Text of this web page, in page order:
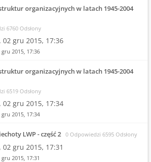
organizacyjnych w latach 1945-2004
6760 Odsłony
02 gru 2015, 17:36
gru 2015, 17:36
organizacyjnych w latach 1945-2004
6519 Odsłony
02 gru 2015, 17:34
gru 2015, 17:34
LWP - część 2 0 Odpowiedzi 6595 Odsłony
02 gru 2015, 17:31
gru 2015, 17:31